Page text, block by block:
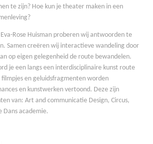
te zijn? Hoe kun je theater maken in een
Rose Huisman proberen wij antwoorden te
Samen creëren wij interactieve wandeling door
op eigen gelegenheid de route bewandelen.
je een langs een interdisciplinaire kunst route
filmpjes en geluidsfragmenten worden
en kunstwerken vertoond. Deze zijn
van: Art and communicatie Design, Circus,
Dans academie.